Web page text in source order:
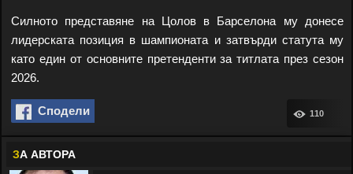
Силното представяне на Цолов в Барселона му донесе
лидерската позиция в шампионата и затвърди статута му
като един от основните претенденти за титлата през сезон
2026.
Сподели 110
ЗА АВТОРА